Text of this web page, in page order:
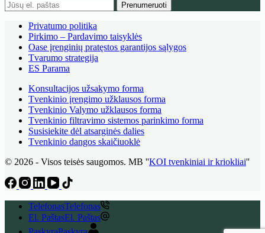
Prenumeruoti
Privatumo politika
Pirkimo – Pardavimo taisyklės
Oase įrenginių pratęstos garantijos sąlygos
Tvarumo strategija
ES Parama
Konsultacijos užsakymo forma
Tvenkinio įrengimo užklausos forma
Tvenkinio Valymo užklausos forma
Tvenkinio filtravimo sistemos parinkimo forma
Susisiekite dėl atsarginės dalies
Tvenkinio dangos skaičiuoklė
© 2026 - Visos teisės saugomos. MB ''KOI tvenkiniai ir kriokliai''
TelefonasTelefonas
El. PaštasEl. Paštas